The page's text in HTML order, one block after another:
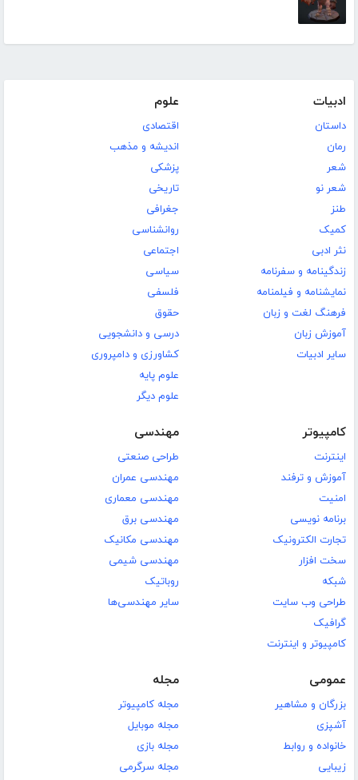
ادبیات
داستان
رمان
شعر
شعر نو
طنز
کمیک
نثر ادبی
زندگینامه و سفرنامه
نمایشنامه و فیلمنامه
فرهنگ لغت و زبان
آموزش زبان
سایر ادبیات
علوم
اقتصادی
اندیشه و مذهب
پزشکی
تاریخی
جغرافی
روانشناسی
اجتماعی
سیاسی
فلسفی
حقوق
درسی و دانشجویی
کشاورزی و دامپروری
علوم پایه
علوم دیگر
کامپیوتر
اینترنت
آموزش و ترفند
امنیت
برنامه نویسی
تجارت الکترونیک
سخت افزار
شبکه
طراحی وب سایت
گرافیک
کامپیوتر و اینترنت
مهندسی
طراحی صنعتی
مهندسی عمران
مهندسی معماری
مهندسی برق
مهندسی مکانیک
مهندسی شیمی
روباتیک
سایر مهندسی‌ها
عمومی
بزرگان و مشاهیر
آشپزی
خانواده و روابط
زیبایی
مجله
مجله کامپیوتر
مجله موبایل
مجله بازی
مجله سرگرمی